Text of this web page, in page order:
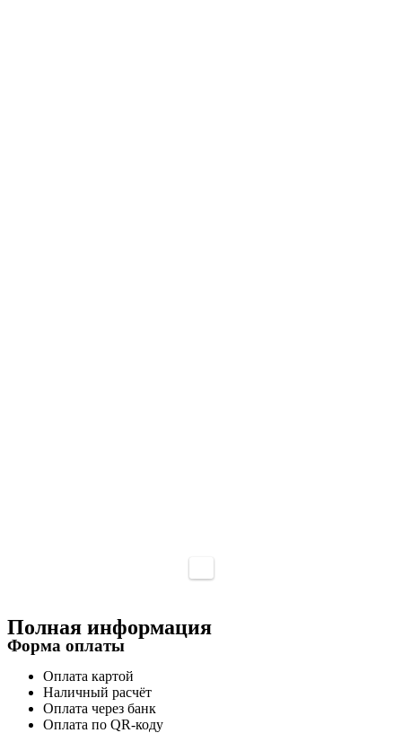
Полная информация
Форма оплаты
Оплата картой
Наличный расчёт
Оплата через банк
Оплата по QR-коду